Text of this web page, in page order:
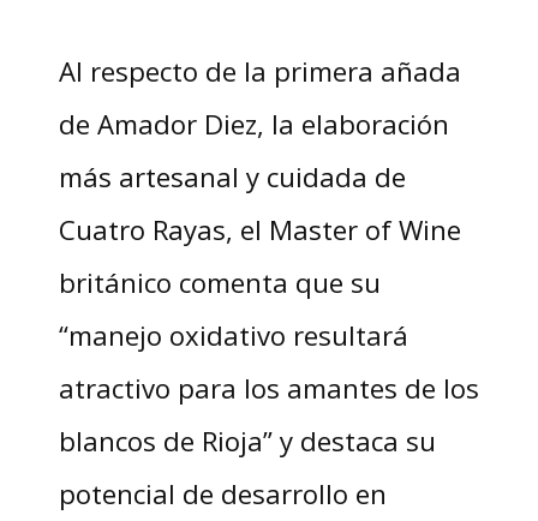
Al respecto de la primera añada
de Amador Diez, la elaboración
más artesanal y cuidada de
Cuatro Rayas, el Master of Wine
británico comenta que su
“manejo oxidativo resultará
atractivo para los amantes de los
blancos de Rioja” y destaca su
potencial de desarrollo en